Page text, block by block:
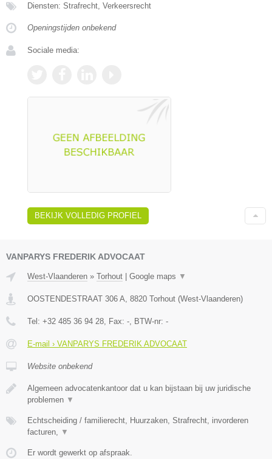
Diensten: Strafrecht, Verkeersrecht
Openingstijden onbekend
Sociale media:
BEKIJK VOLLEDIG PROFIEL
VANPARYS FREDERIK ADVOCAAT
West-Vlaanderen » Torhout Google maps ▼
OOSTENDESTRAAT 306 A, 8820 Torhout (West-Vlaanderen)
Tel: +32 485 36 94 28, Fax: -, BTW-nr: -
E-mail › VANPARYS FREDERIK ADVOCAAT
Website onbekend
Algemeen advocatenkantoor dat u kan bijstaan bij uw juridische
problemen ▼
Echtscheiding / familierecht, Huurzaken, Strafrecht, invorderen
facturen, ▼
Er wordt gewerkt op afspraak.